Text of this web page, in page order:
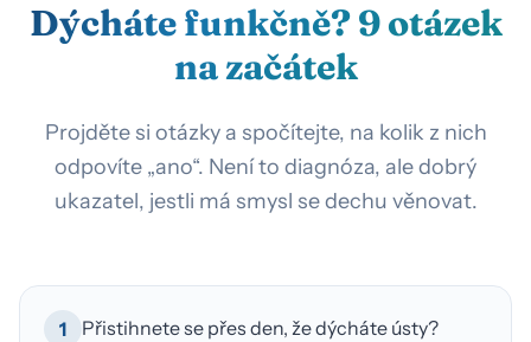
Dýcháte funkčně? 9 otázek
na začátek
Projděte si otázky a spočítejte, na kolik z nich
odpovíte „ano“. Není to diagnóza, ale dobrý
ukazatel, jestli má smysl se dechu věnovat.
1 Přistihnete se přes den, že dýcháte ústy?